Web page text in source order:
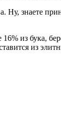
Ну, знаете
из бука,
из